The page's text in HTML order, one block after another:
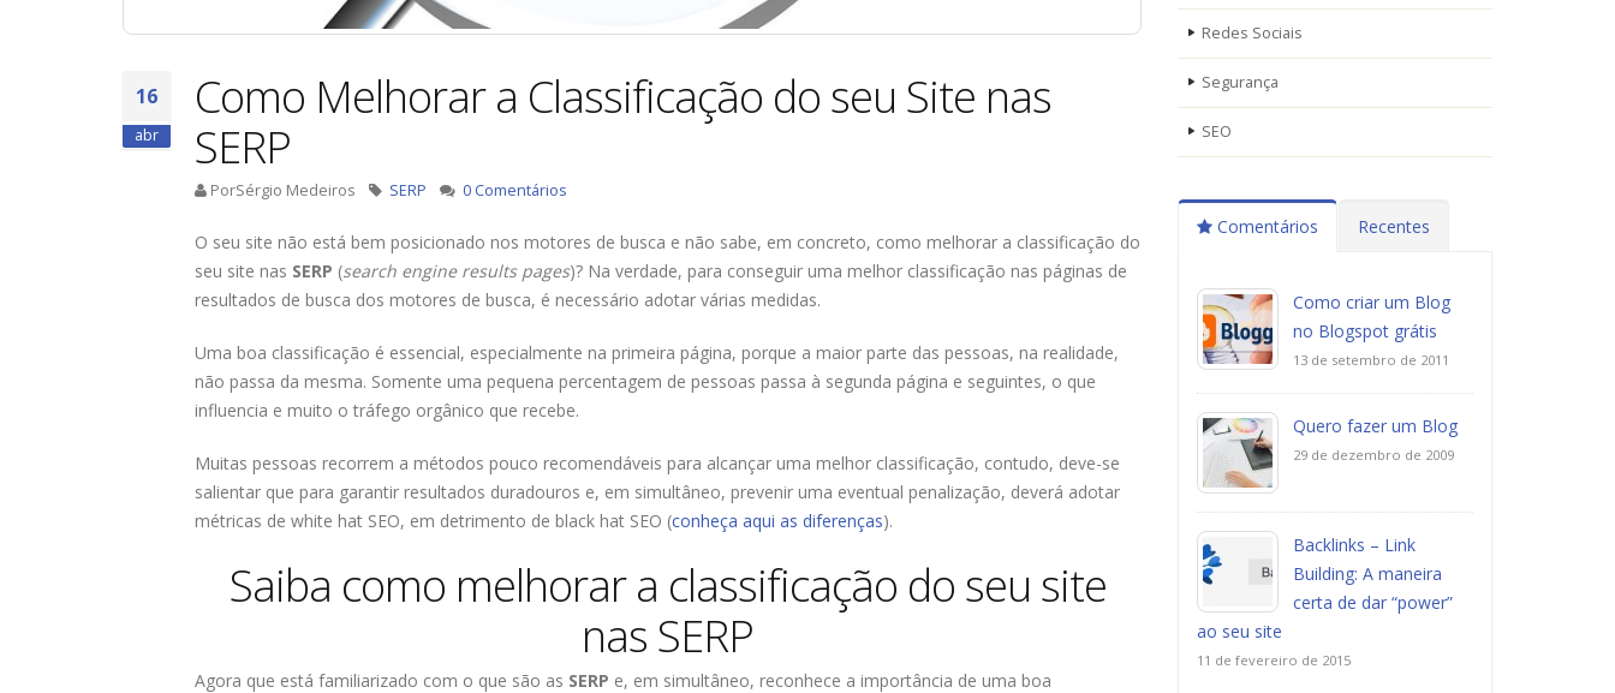
16
abr
Como Melhorar a Classificação do seu Site nas
SERP
PorSérgio Medeiros SERP 0 Comentários
O seu site não está bem posicionado nos motores de busca e não sabe, em concreto, como melhorar a classificação do
seu site nas SERP (search engine results pages)? Na verdade, para conseguir uma melhor classificação nas páginas de
resultados de busca dos motores de busca, é necessário adotar várias medidas.
Uma boa classificação é essencial, especialmente na primeira página, porque a maior parte das pessoas, na realidade,
não passa da mesma. Somente uma pequena percentagem de pessoas passa à segunda página e seguintes, o que
influencia e muito o tráfego orgânico que recebe.
Muitas pessoas recorrem a métodos pouco recomendáveis para alcançar uma melhor classificação, contudo, deve-se
salientar que para garantir resultados duradouros e, em simultâneo, prevenir uma eventual penalização, deverá adotar
métricas de white hat SEO, em detrimento de black hat SEO (conheça aqui as diferenças).
Saiba como melhorar a classificação do seu site
nas SERP
Agora que está familiarizado com o que são as SERP e, em simultâneo, reconhece a importância de uma boa
Redes Sociais
Segurança
SEO
Comentários Recentes
Como criar um Blog
no Blogspot grátis
13 de setembro de 2011
Quero fazer um Blog
29 de dezembro de 2009
Backlinks – Link
Building: A maneira
certa de dar “power”
ao seu site
11 de fevereiro de 2015